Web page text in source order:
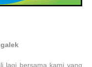
lagi bersama kami yang